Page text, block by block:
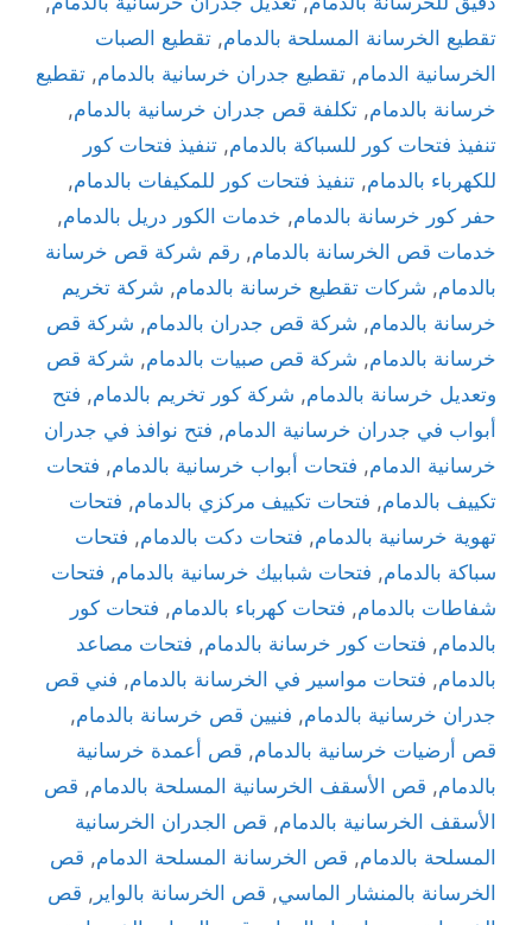
تقطيع الخرسانة المسلحة بالدمام, تقطيع الصبات
الخرسانية الدمام, تقطيع جدران خرسانية بالدمام, تقطيع
خرسانة بالدمام, تكلفة قص جدران خرسانية بالدمام,
تنفيذ فتحات كور للسباكة بالدمام, تنفيذ فتحات كور
للكهرباء بالدمام, تنفيذ فتحات كور للمكيفات بالدمام,
حفر كور خرسانة بالدمام, خدمات الكور دريل بالدمام,
خدمات قص الخرسانة بالدمام, رقم شركة قص خرسانة
بالدمام, شركات تقطيع خرسانة بالدمام, شركة تخريم
خرسانة بالدمام, شركة قص جدران بالدمام, شركة قص
خرسانة بالدمام, شركة قص صبيات بالدمام, شركة قص
وتعديل خرسانة بالدمام, شركة كور تخريم بالدمام, فتح
أبواب في جدران خرسانية الدمام, فتح نوافذ في جدران
خرسانية الدمام, فتحات أبواب خرسانية بالدمام, فتحات
تكييف بالدمام, فتحات تكييف مركزي بالدمام, فتحات
تهوية خرسانية بالدمام, فتحات دكت بالدمام, فتحات
سباكة بالدمام, فتحات شبابيك خرسانية بالدمام, فتحات
شفاطات بالدمام, فتحات كهرباء بالدمام, فتحات كور
بالدمام, فتحات كور خرسانة بالدمام, فتحات مصاعد
بالدمام, فتحات مواسير في الخرسانة بالدمام, فني قص
جدران خرسانية بالدمام, فنيين قص خرسانة بالدمام,
قص أرضيات خرسانية بالدمام, قص أعمدة خرسانية
بالدمام, قص الأسقف الخرسانية المسلحة بالدمام, قص
الأسقف الخرسانية بالدمام, قص الجدران الخرسانية
المسلحة بالدمام, قص الخرسانة المسلحة الدمام, قص
الخرسانة بالمنشار الماسي, قص الخرسانة بالواير , قص